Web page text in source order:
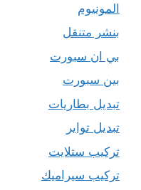
المونيوم
بنشر متنقل
بي ان سبورت
بين سبورت
تبديل بطاريات
تبديل تواير
تركيب ستلايت
تركيب سيراميك